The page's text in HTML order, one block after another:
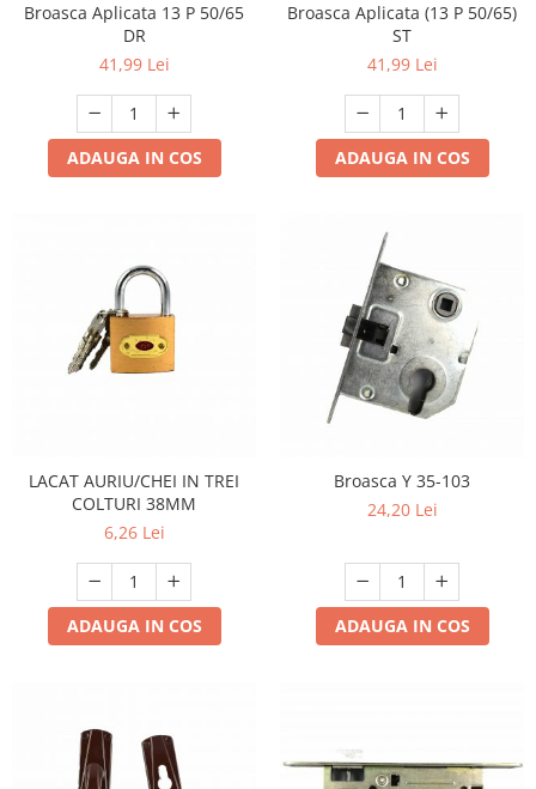
Broasca Aplicata 13 P 50/65
DR
41,99 Lei
ADAUGA IN COS
Broasca Aplicata (13 P 50/65)
ST
41,99 Lei
ADAUGA IN COS
LACAT AURIU/CHEI IN TREI
COLTURI 38MM
6,26 Lei
ADAUGA IN COS
Broasca Y 35-103
24,20 Lei
ADAUGA IN COS